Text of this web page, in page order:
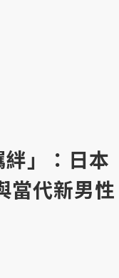
」：日本
當代新男性